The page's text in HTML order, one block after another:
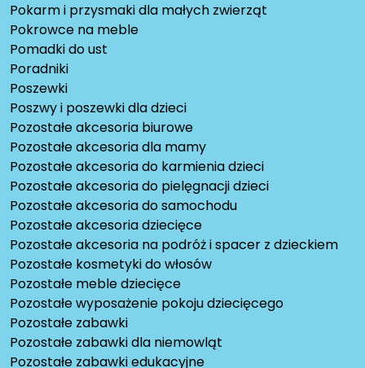
Pokarm i przysmaki dla małych zwierząt
Pokrowce na meble
Pomadki do ust
Poradniki
Poszewki
Poszwy i poszewki dla dzieci
Pozostałe akcesoria biurowe
Pozostałe akcesoria dla mamy
Pozostałe akcesoria do karmienia dzieci
Pozostałe akcesoria do pielęgnacji dzieci
Pozostałe akcesoria do samochodu
Pozostałe akcesoria dziecięce
Pozostałe akcesoria na podróż i spacer z dzieckiem
Pozostałe kosmetyki do włosów
Pozostałe meble dziecięce
Pozostałe wyposażenie pokoju dziecięcego
Pozostałe zabawki
Pozostałe zabawki dla niemowląt
Pozostałe zabawki edukacyjne